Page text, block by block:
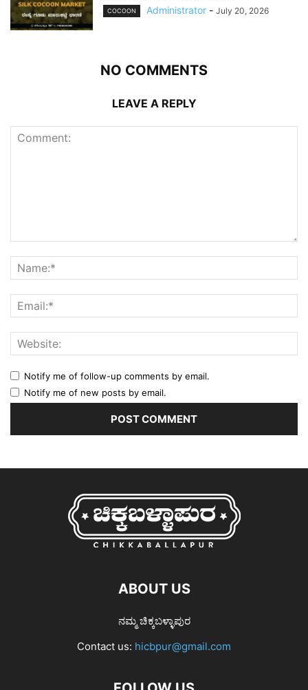
COCOON Administrator - July 20, 2026
NO COMMENTS
LEAVE A REPLY
Notify me of follow-up comments by email.
Notify me of new posts by email.
ABOUT US
ನಮ್ಮ ಚಿಕ್ಕಬಳ್ಳಾಪುರ
Contact us: hicbpur@gmail.com